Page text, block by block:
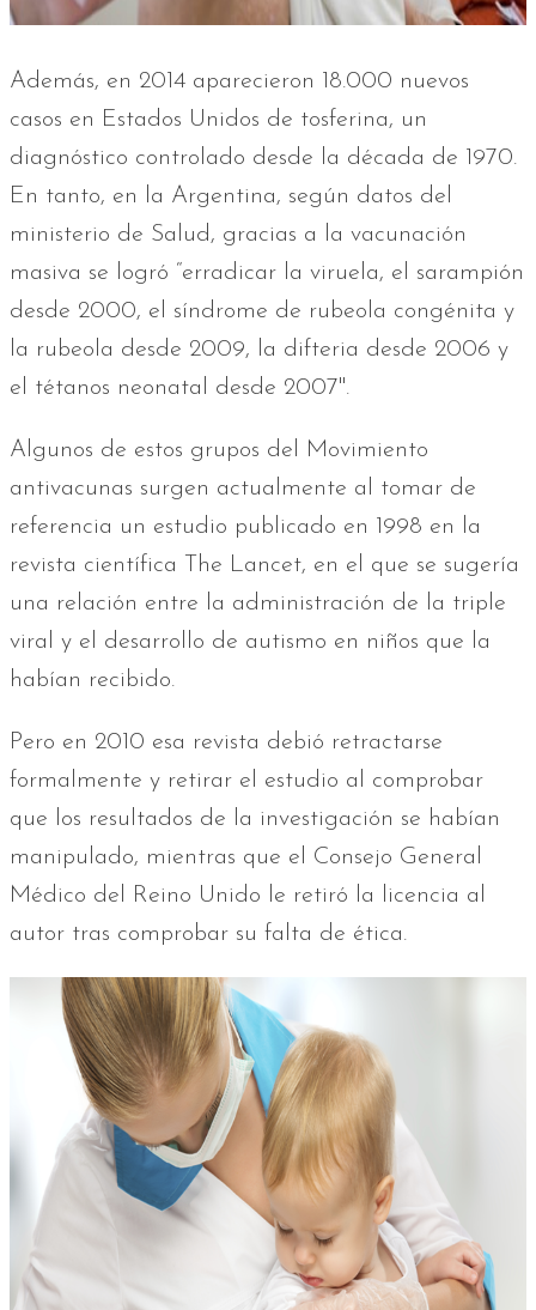
Además, en 2014 aparecieron 18.000 nuevos
casos en Estados Unidos de tosferina, un
diagnóstico controlado desde la década de 1970.
En tanto, en la Argentina, según datos del
ministerio de Salud, gracias a la vacunación
masiva se logró “erradicar la viruela, el sarampión
desde 2000, el síndrome de rubeola congénita y
la rubeola desde 2009, la difteria desde 2006 y
el tétanos neonatal desde 2007".
Algunos de estos grupos del Movimiento
antivacunas surgen actualmente al tomar de
referencia un estudio publicado en 1998 en la
revista científica The Lancet, en el que se sugería
una relación entre la administración de la triple
viral y el desarrollo de autismo en niños que la
habían recibido.
Pero en 2010 esa revista debió retractarse
formalmente y retirar el estudio al comprobar
que los resultados de la investigación se habían
manipulado, mientras que el Consejo General
Médico del Reino Unido le retiró la licencia al
autor tras comprobar su falta de ética.